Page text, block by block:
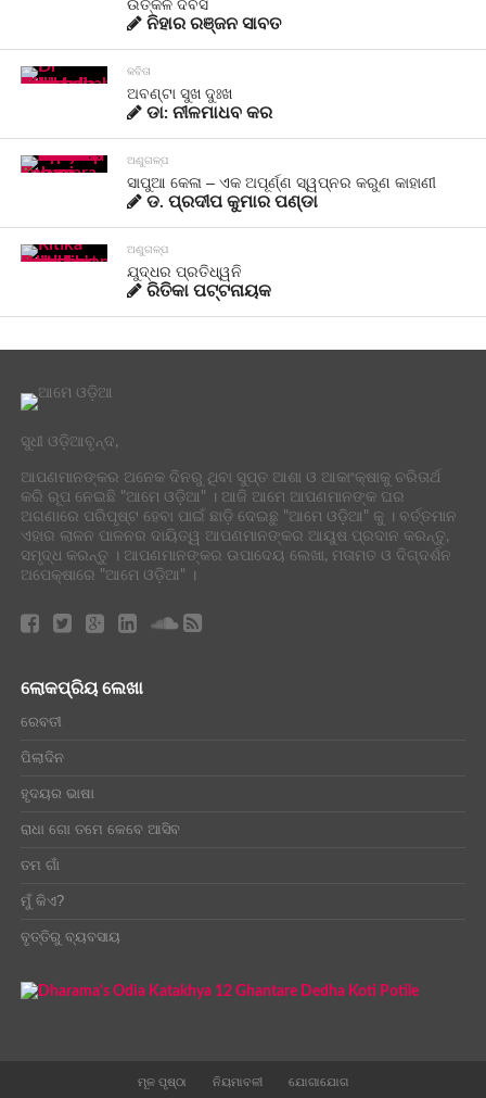
ଉତ୍କଳ ଦିବସ
ନିହାର ରଞ୍ଜନ ସାବତ
କବିତା
ଅବଣ୍ଟା ସୁଖ ଦୁଃଖ
ଡା: ନୀଳମାଧବ କର
ଅଣୁଗଳ୍ପ
ସାପୁଆ କେଳା – ଏକ ଅପୂର୍ଣ୍ଣ ସ୍ୱପ୍ନର କରୁଣ କାହାଣୀ
ଡ. ପ୍ରଦୀପ କୁମାର ପଣ୍ଡା
ଅଣୁଗଳ୍ପ
ଯୁଦ୍ଧର ପ୍ରତିଧ୍ୱନି
ରିତିକା ପଟ୍ଟନାୟକ
ସୁଧୀ ଓଡ଼ିଆବୃନ୍ଦ,
ଆପଣମାନଙ୍କର ଅନେକ ଦିନରୁ ଥିବା ସୁପ୍ତ ଆଶା ଓ ଆକାଂକ୍ଷାକୁ ଚରିତାର୍ଥ
କରି ରୂପ ନେଇଛି "ଆମେ ଓଡ଼ିଆ" । ଆଜି ଆମେ ଆପଣମାନଙ୍କ ଘର
ଅଗଣାରେ ପରିପୃଷ୍ଟ ହେବା ପାଇଁ ଛାଡ଼ି ଦେଇଛୁ "ଆମେ ଓଡ଼ିଆ" କୁ । ବର୍ତ୍ତମାନ
ଏହାର ଲାଳନ ପାଳନର ଦାୟିତ୍ୱ ଆପଣମାନଙ୍କର ଆୟୁଷ ପ୍ରଦାନ କରନ୍ତୁ,
ସମୃଦ୍ଧ କରନ୍ତୁ । ଆପଣମାନଙ୍କର ଉପାଦେୟ ଲେଖା, ମତାମତ ଓ ଦିଗ୍ଦର୍ଶନ
ଅପେକ୍ଷାରେ "ଆମେ ଓଡ଼ିଆ" ।
ଲୋକପ୍ରିୟ ଲେଖା
ରେବତୀ
ପିଲାଦିନ
ହୃଦୟର ଭାଷା
ରାଧା ଗୋ ତମେ କେବେ ଆସିବ
ତମ ଗାଁ
ମୁଁ କିଏ?
ବୃତ୍ତିରୁ ବ୍ୟବସାୟ
ମୂଳ ପୃଷ୍ଠା ନିୟମାବଳୀ ଯୋଗାଯୋଗ